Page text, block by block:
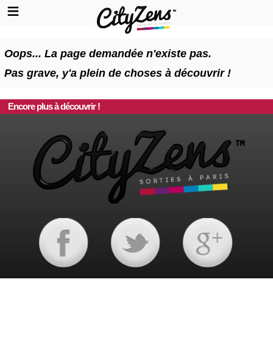
Oops... La page demandée n'existe pas.
Pas grave, y'a plein de choses à découvrir !
Encore plus à découvrir !